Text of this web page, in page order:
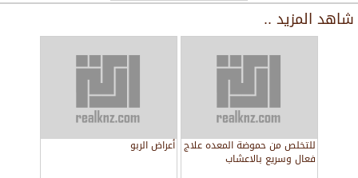
شاهد المزيد ..
للتخلص من حموضة المعده علاج
فعال وسريع بالاعشاب
أعراض الربو